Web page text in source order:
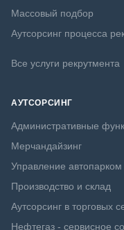
Массовый подбор
Аутсорсинг процесса
Все услуги рекрутмента
АУТСОРСИНГ
Административные
Мерчандайзинг
Управление автопарком
Производство и склад
Аутсорсинг в торговых
Нефтегаз - сервисное